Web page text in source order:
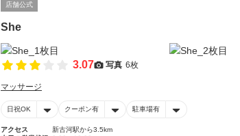
店舗公式
She
3.07 写真 6枚
マッサージ
日祝OK クーポン有 駐車場有
アクセス
新古河駅から3.5km